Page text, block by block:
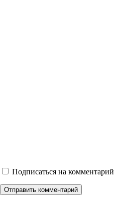
Подписаться на комментарий
Отправить комментарий